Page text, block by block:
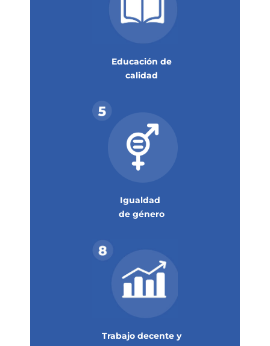
Educación de
calidad
Igualdad
de género
Trabajo decente y